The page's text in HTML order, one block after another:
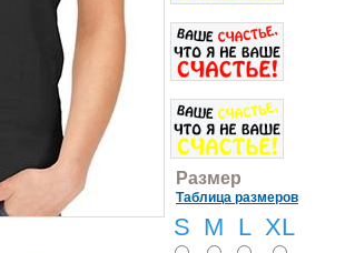
Размер
Таблица размеров
S M L XL